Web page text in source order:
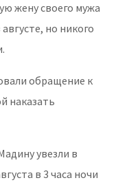
жену своего мужа
но никого
обращение к
наказать
увезли в
в 3 часа ночи